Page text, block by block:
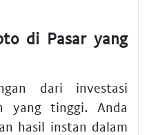
di Pasar yang
dari investasi
yang tinggi. Anda
hasil instan dalam